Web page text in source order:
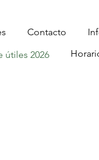
Contacto
útiles 2026